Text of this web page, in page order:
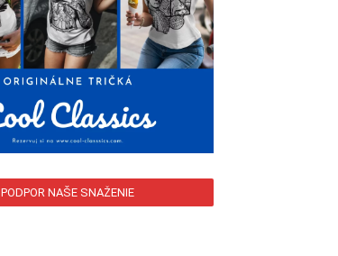
PODPOR NAŠE SNAŽENIE